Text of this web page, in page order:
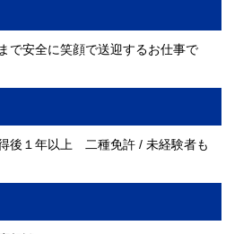
で安全に笑顔で送迎するお仕事で
後１年以上 二種免許 / 未経験者も